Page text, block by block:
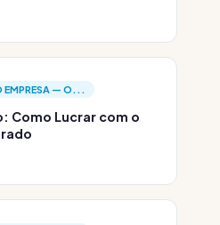
EMPRESA — O...
Como Lucrar com o